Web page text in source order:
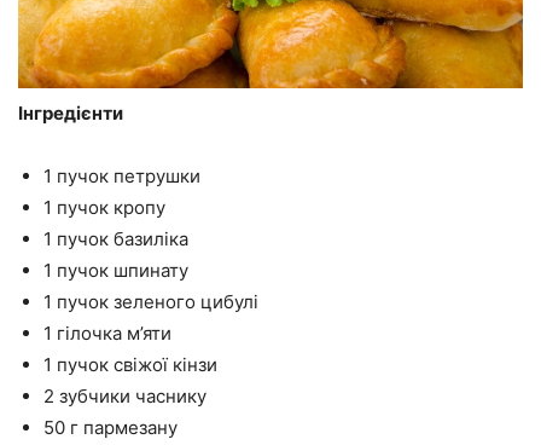
Інгредієнти
1 пучок петрушки
1 пучок кропу
1 пучок базиліка
1 пучок шпинату
1 пучок зеленого цибулі
1 гілочка м’яти
1 пучок свіжої кінзи
2 зубчики часнику
50 г пармезану